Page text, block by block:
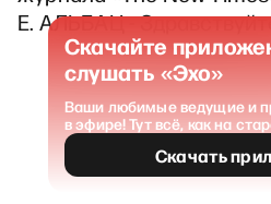
Е. АЛЬБАЦ -
Скачайте
слушать «Эхо»
Ваши любимые ведущие и
в эфире! Тут всё, как на
Скачать